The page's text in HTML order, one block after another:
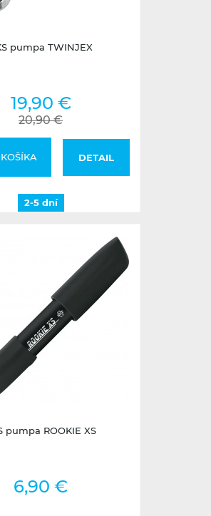
pumpa TWINJEX
19,90 €
20,90 €
DETAIL
2-5 dní
pumpa ROOKIE XS
6,90 €